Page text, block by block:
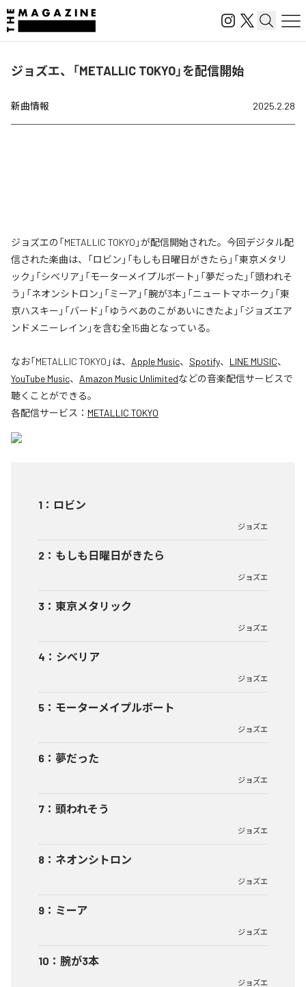
ジョズエ、「METALLIC TOKYO」を配信開始
新曲情報 2025.2.28
ジョズエの「METALLIC TOKYO」が配信開始された。今回デジタル配
信された楽曲は、「ロビン」「もしも日曜日がきたら」「東京メタリ
ック」「シベリア」「モーターメイプルボート」「夢だった」「頭われそ
う」「ネオンシトロン」「ミーア」「腕が3本」「ニュートマホーク」「東
京ハスキー」「バード」「ゆうべあのこがあいにきたよ」「ジョズエア
ンドメニーレイン」を含む全15曲となっている。
なお「METALLIC TOKYO 」は、 Apple Music、 Spotify、 LINE MUSIC、
YouTube Music、 Amazon Music Unlimitedなどの音楽配信サービスで
聴くことができる。
各配信サービス： METALLIC TOKYO
1 ： ロビン
ジョズエ
2 ： もしも日曜日がきたら
ジョズエ
3 ： 東京メタリック
ジョズエ
4 ： シベリア
ジョズエ
5 ： モーターメイプルボート
ジョズエ
6 ： 夢だった
ジョズエ
7 ： 頭われそう
ジョズエ
8 ： ネオンシトロン
ジョズエ
9 ： ミーア
ジョズエ
10 ： 腕が3本
ジョズエ